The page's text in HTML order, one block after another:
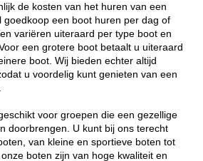
de kosten van het huren van een
goedkoop een boot huren per dag of
variëren uiteraard per type boot en
een grotere boot betaalt u uiteraard
boot. Wij bieden echter altijd
u voordelig kunt genieten van een
voor groepen die een gezellige
doorbrengen. U kunt bij ons terecht
van kleine en sportieve boten tot
boten zijn van hoge kwaliteit en